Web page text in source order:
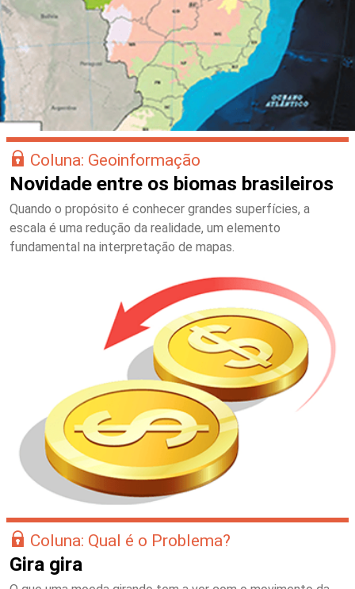
Coluna: Geoinformação
Novidade entre os biomas brasileiros
Quando o propósito é conhecer grandes superfícies, a
escala é uma redução da realidade, um elemento
fundamental na interpretação de mapas.
Coluna: Qual é o Problema?
Gira gira